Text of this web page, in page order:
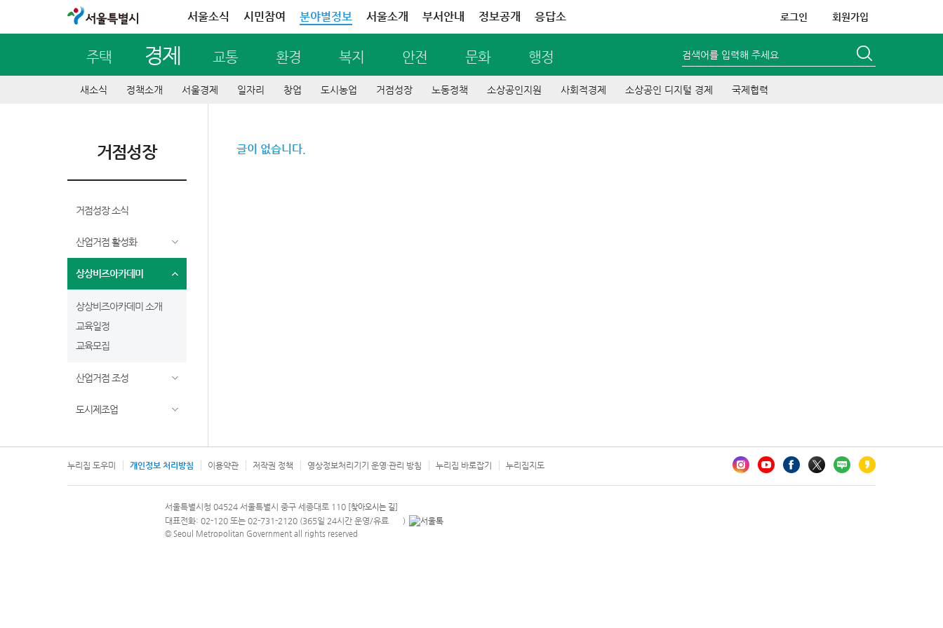
서울특별시 서울소식 시민참여 분야별정보 서울소개 부서안내 정보공개 응답소 로그인 회원가입
주택 경제 교통 환경 복지 안전 문화 행정 검색어를 입력해 주세요
새소식 정책소개 서울경제 일자리 창업 도시농업 거점성장 노동정책 소상공인지원 사회적경제 소상공인 디지털 경제 국제협력
거점성장
거점성장 소식
산업거점 활성화
상상비즈아카데미
상상비즈아카데미 소개
교육일정
교육모집
산업거점 조성
도시제조업
글이 없습니다.
누리집 도우미 개인정보 처리방침 이용약관 저작권 정책 영상정보처리기기 운영·관리 방침 누리집 바로잡기 누리집지도
문의 전화번호 120, 120 다산콜재단
서울특별시청 04524 서울특별시 중구 세종대로 110 [찾아오시는 길]
대표전화: 02-120 또는 02-731-2120 (365일 24시간 운영/유료 안내팝업 열기
)
© Seoul Metropolitan Government all rights reserved